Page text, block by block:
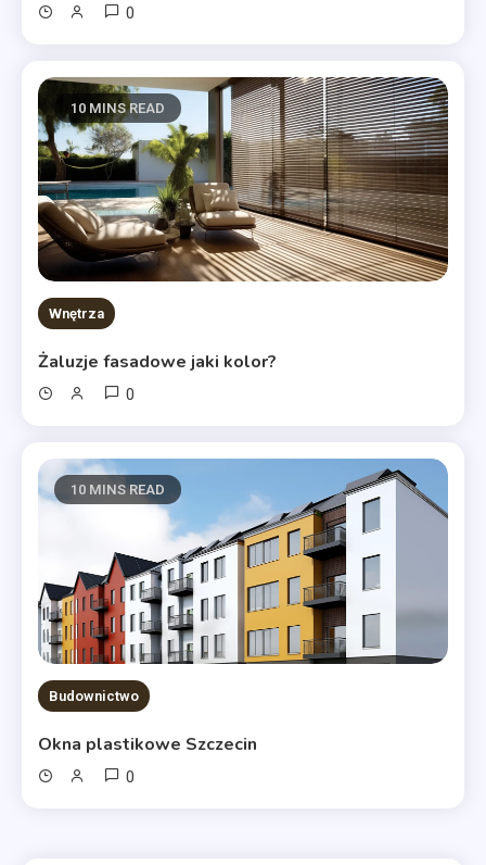
0
10 MINS READ
Wnętrza
Żaluzje fasadowe jaki kolor?
0
10 MINS READ
Budownictwo
Okna plastikowe Szczecin
0